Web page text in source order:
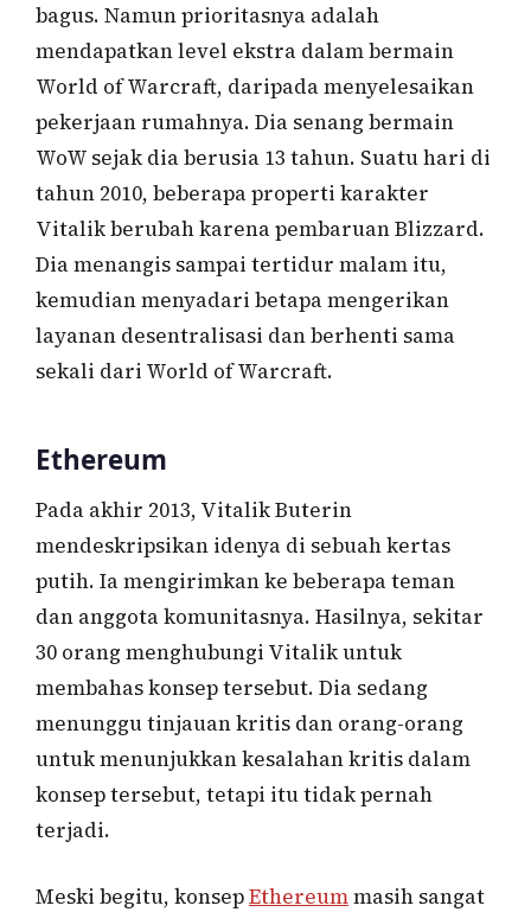
bagus. Namun prioritasnya adalah
mendapatkan level ekstra dalam bermain
World of Warcraft, daripada menyelesaikan
pekerjaan rumahnya. Dia senang bermain
WoW sejak dia berusia 13 tahun. Suatu hari di
tahun 2010, beberapa properti karakter
Vitalik berubah karena pembaruan Blizzard.
Dia menangis sampai tertidur malam itu,
kemudian menyadari betapa mengerikan
layanan desentralisasi dan berhenti sama
sekali dari World of Warcraft.
Ethereum
Pada akhir 2013, Vitalik Buterin
mendeskripsikan idenya di sebuah kertas
putih. Ia mengirimkan ke beberapa teman
dan anggota komunitasnya. Hasilnya, sekitar
30 orang menghubungi Vitalik untuk
membahas konsep tersebut. Dia sedang
menunggu tinjauan kritis dan orang-orang
untuk menunjukkan kesalahan kritis dalam
konsep tersebut, tetapi itu tidak pernah
terjadi.
Meski begitu, konsepEthereummasih sangat